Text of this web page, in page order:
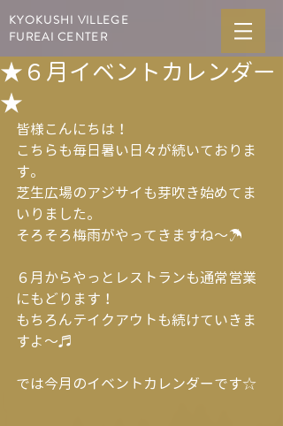
KYOKUSHI VILLEGE
FUREAI CENTER
★６月イベントカレンダー
★
皆様こんにちは！
こちらも毎日暑い日々が続いておりま
す。
芝生広場のアジサイも芽吹き始めてま
いりました。
そろそろ梅雨がやってきますね～☂
６月からやっとレストランも通常営業
にもどります！
もちろんテイクアウトも続けていきま
すよ～♬
では今月のイベントカレンダーです☆